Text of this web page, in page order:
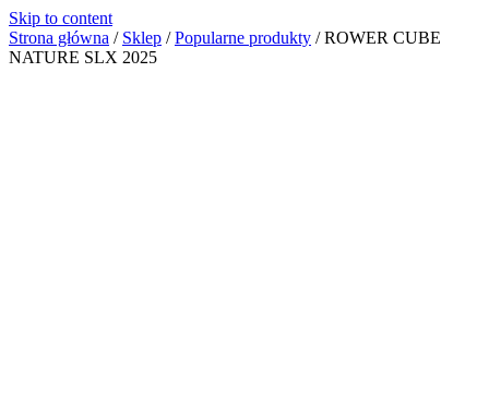
Skip to content
Strona główna / Sklep / Popularne produkty / ROWER CUBE
NATURE SLX 2025